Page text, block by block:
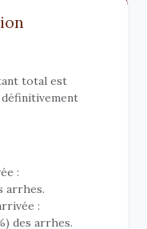
total est
:
arrhes.
:
des arrhes.